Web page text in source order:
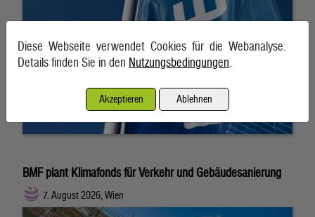
BMF plant Klimafonds für Verkehr und Gebäudesanierung
7. August 2026, Wien
Diese Webseite verwendet Cookies für die Webanalyse.
Details finden Sie in den Nutzungsbedingungen.
Akzeptieren Ablehnen